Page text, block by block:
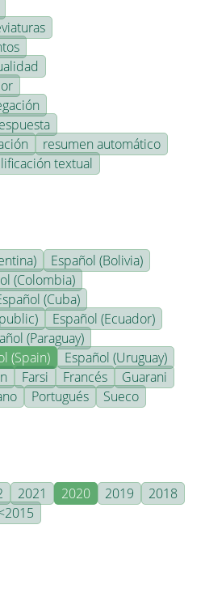
resumen automático
textual
Español (Bolivia)
(Colombia)
(Cuba)
Español (Ecuador)
(Paraguay)
(Spain)
Español (Uruguay)
Farsi Francés
Guarani
Portugués
Sueco
2021 2020 2019
2018